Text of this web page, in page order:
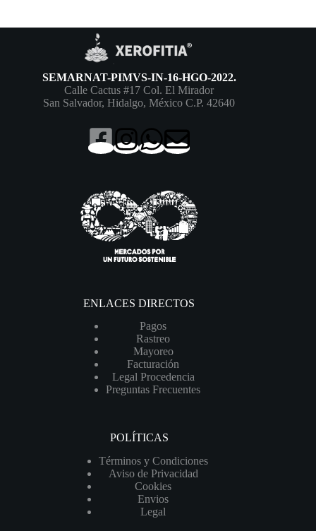
SEMARNAT-PIMVS-IN-16-HGO-2022.
Calle Cactus #17 Col. El Mirador
San Salvador, Hidalgo, México C.P. 42640
ENLACES DIRECTOS
Pagos
Rastreo
Mayoreo
Facturación
Legal Procedencia
Preguntas Frecuentes
POLÍTICAS
Términos y Condiciones
Aviso de Privacidad
Cookies
Envios
Legal